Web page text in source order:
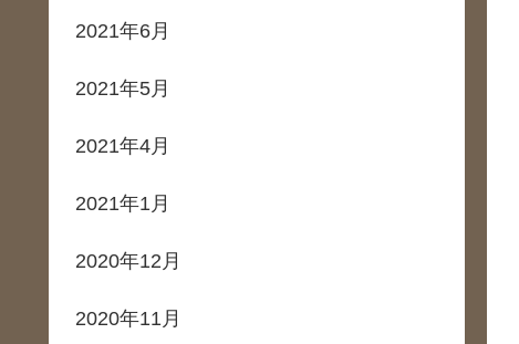
2021年6月
2021年5月
2021年4月
2021年1月
2020年12月
2020年11月